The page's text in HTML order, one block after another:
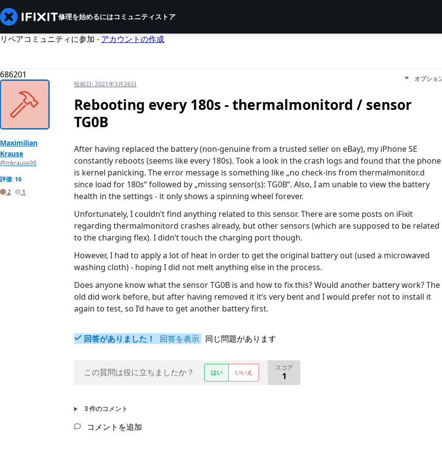
修理を始めるにはコミュニティストア
リペアコミュニティに参加 - アカウントの作成
686201
Maximilian
Krause
@mkrause98
評価: 16
2
1
投稿日:2021年3月26日
オプショ
Rebooting every 180s - thermalmonitord / sensor
TG0B
After having replaced the battery (non-genuine from a trusted seller on eBay), my iPhone SE
constantly reboots (seems like every 180s). Took a look in the crash logs and found that the phone
is kernel panicking. The error message is something like „no check-ins from thermalmonitor.d
since load for 180s“ followed by „missing sensor(s): TG0B“. Also, I am unable to view the battery
health in the settings - it only shows a spinning wheel forever.
Unfortunately, I couldn’t find anything related to this sensor. There are some posts on iFixit
regarding thermalmonitord crashes already, but other sensors (which are supposed to be related
to the charging flex). I didn’t touch the charging port though.
However, I had to apply a lot of heat in order to get the original battery out (used a microwaved
washing cloth) - hoping I did not melt anything else in the process.
Does anyone know what the sensor TG0B is and how to fix this? Would another battery work? The
old did work before, but after having removed it it’s very bent and I would prefer not to install it
again to test, so I’d have to get another battery first.
回答がありました！ 回答を表示 同じ問題があります
この質問は役に立ちましたか？ はい いいえ
スコア
1
3 件のコメント
コメントを追加